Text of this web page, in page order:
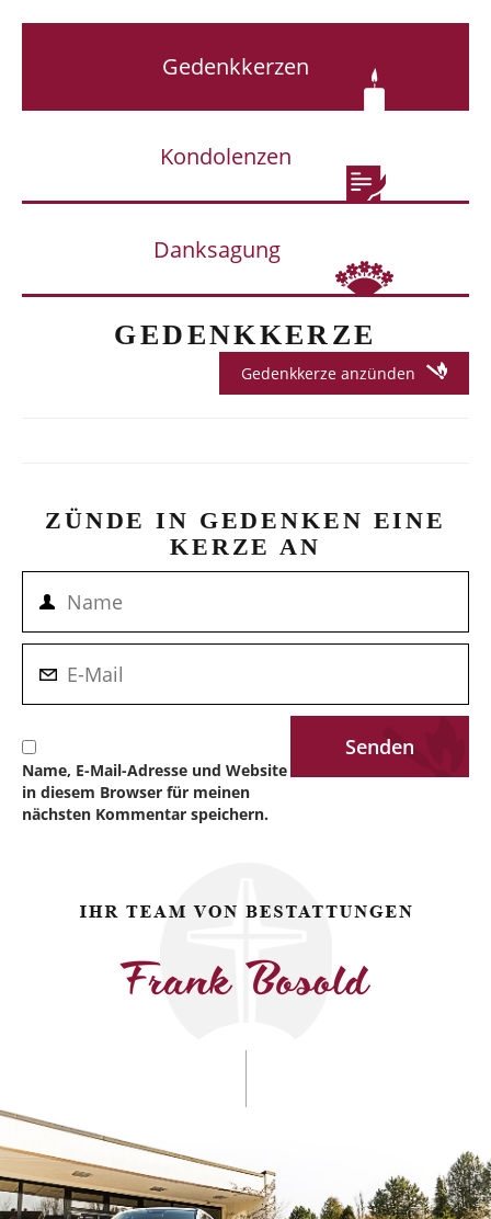
Gedenkkerzen
Kondolenzen
Danksagung
GEDENKKERZE
Gedenkkerze anzünden
ZÜNDE IN GEDENKEN EINE
KERZE AN
Name, E-Mail-Adresse und Website
in diesem Browser für meinen
nächsten Kommentar speichern.